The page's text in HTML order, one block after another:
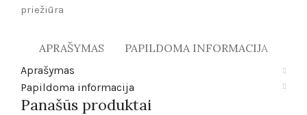
priežiūra
APRAŠYMAS PAPILDOMA INFORMACIJA
Aprašymas
Papildoma informacija
Panašūs produktai